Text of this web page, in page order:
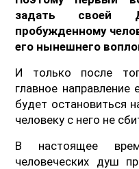
задать своей
пробужденному
его нынешнего
И только после
главное
будет остановиться
человеку с него не
В настоящее
человеческих душ